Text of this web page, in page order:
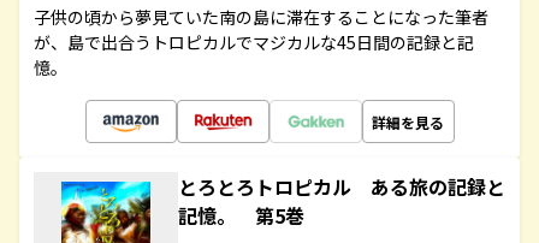
子供の頃から夢見ていた南の島に滞在することになった筆者
が、島で出合うトロピカルでマジカルな45日間の記録と記
憶。
詳細を見る
とろとろトロピカル ある旅の記録と
記憶。 第5巻